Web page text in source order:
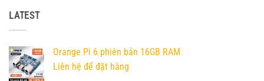
LATEST
Orange Pi 6 phiên bản 16GB RAM
Liên hệ để đặt hàng